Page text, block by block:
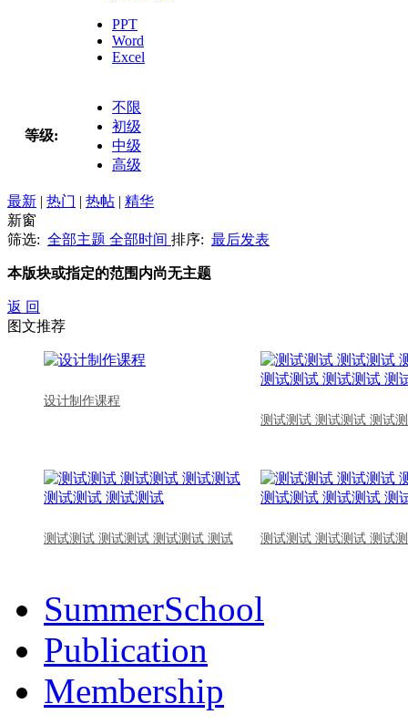
PPT
Word
Excel
等级:
不限
初级
中级
高级
最新 | 热门 | 热帖 | 精华
新窗
筛选: 全部主题 全部时间 排序: 最后发表
本版块或指定的范围内尚无主题
返 回
图文推荐
设计制作课程
测试测试 测试测试 测试
测试测试 测试测试 测试测试 测试 测试测试 测试测试 测试
SummerSchool
Publication
Membership